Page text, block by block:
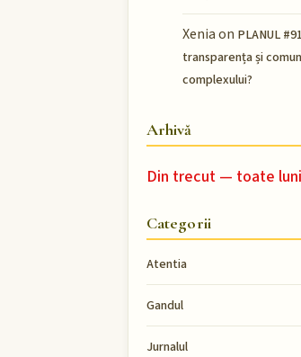
Xeniaon PLANUL
transparența și
complexului?
Arhivă
Din trecut — toate
Categorii
Atentia
Gandul
Jurnalul